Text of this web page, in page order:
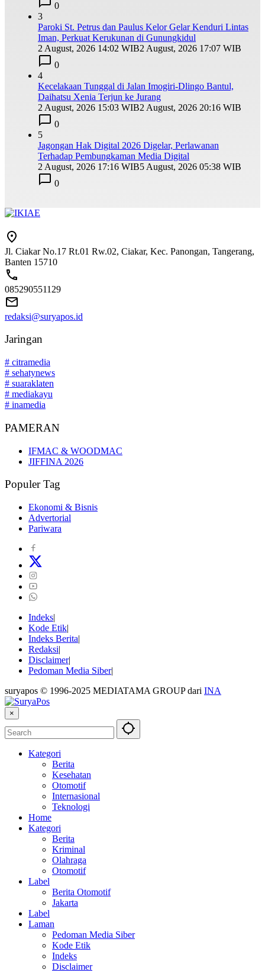
0
3
Paroki St. Petrus dan Paulus Kelor Gelar Kenduri Lintas
Iman, Perkuat Kerukunan di Gunungkidul
2 August, 2026 14:02 WIB2 August, 2026 17:07 WIB
0
4
Kecelakaan Tunggal di Jalan Imogiri-Dlingo Bantul,
Daihatsu Xenia Terjun ke Jurang
2 August, 2026 15:03 WIB2 August, 2026 20:16 WIB
0
5
Jagongan Hak Digital 2026 Digelar, Perlawanan
Terhadap Pembungkaman Media Digital
2 August, 2026 17:16 WIB5 August, 2026 05:38 WIB
0
Jl. Ciakar No.17 Rt.01 Rw.02, Ciakar, Kec. Panongan, Tangerang,
Banten 15710
085290551129
redaksi@suryapos.id
Jaringan
# citramedia
# sehatynews
# suaraklaten
# mediakayu
# inamedia
PAMERAN
IFMAC & WOODMAC
JIFFINA 2026
Populer Tag
Ekonomi & Bisnis
Advertorial
Pariwara
Indeks
Kode Etik
Indeks Berita
Redaksi
Disclaimer
Pedoman Media Siber
suryapos © 1996-2025 MEDIATAMA GROUP dari INA
×
Kategori
Berita
Kesehatan
Otomotif
Internasional
Teknologi
Home
Kategori
Berita
Kriminal
Olahraga
Otomotif
Label
Berita Otomotif
Jakarta
Label
Laman
Pedoman Media Siber
Kode Etik
Indeks
Disclaimer